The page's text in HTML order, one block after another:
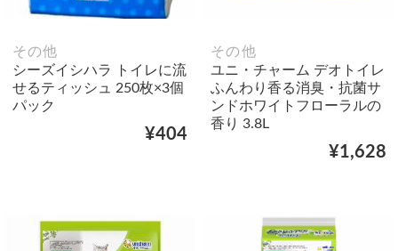
その他
シーズイシハラ トイレに流
せるティッシュ 250枚×3個
パック
¥404
その他
ユニ・チャーム デオトイレ
ふんわり香る消臭・抗菌サ
ンドホワイトフローラルの
香り 3.8L
¥1,628